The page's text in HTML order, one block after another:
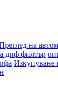
на
дпф филтър
Изкупуване